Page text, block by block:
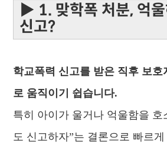
▶ 1. 맞학폭 처분, 억
신고?
학교폭력 신고를 받은 직후 보
로 움직이기 쉽습니다.
특히 아이가 울거나 억울함을 호
도 신고하자”는 결론으로 빠르게